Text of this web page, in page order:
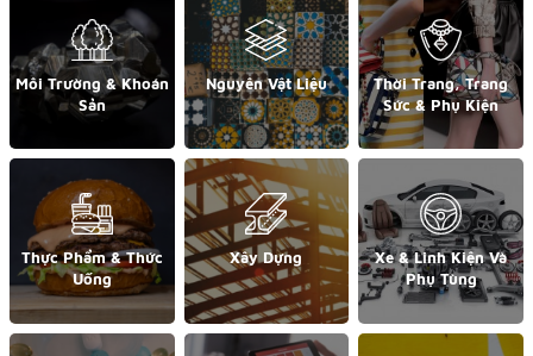
Môi Trường & Khoán
Sản
Nguyên Vật Liệu
Thời Trang, Trang
Sức & Phụ Kiện
Thực Phẩm & Thức
Uống
Xây Dựng
Xe & Linh Kiện Và
Phụ Tùng